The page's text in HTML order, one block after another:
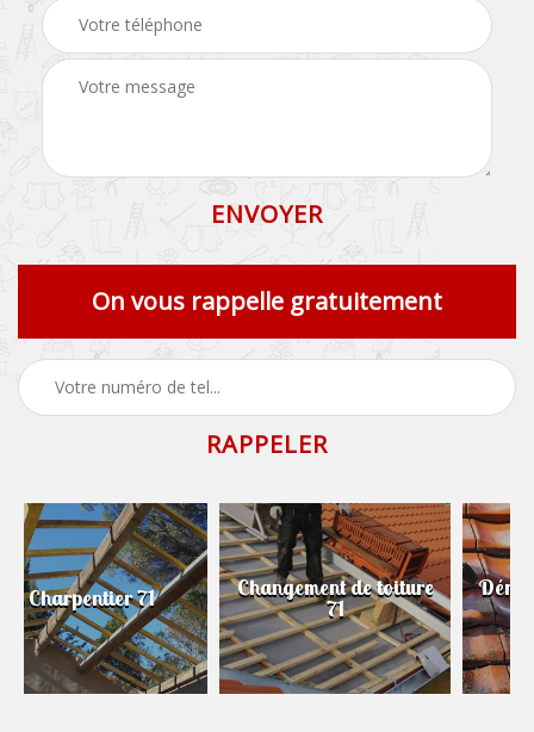
On vous rappelle gratuitement
Changement de toiture
71
Démoussage de toiture
71